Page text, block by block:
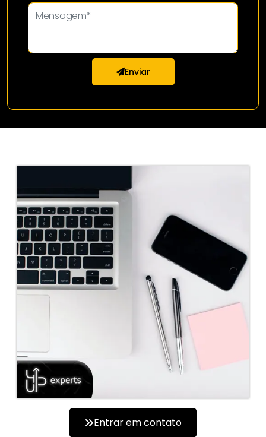
Enviar
Entrar em contato